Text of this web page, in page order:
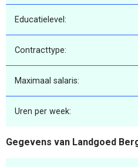
Educatielevel:
Contracttype:
Maximaal salaris:
Uren per week:
Gegevens van Landgoed